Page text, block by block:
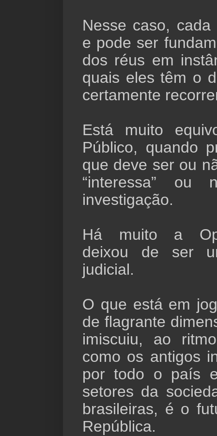
Nesse caso,
e pode ser
dos réus em
quais eles têm o
certamente
Está muito
Público, quando
que deve ser ou
“interessa” ou
investigação.
Há muito a
deixou de ser
judicial.
O que está em
de flagrante
imiscuiu, ao
como os antigos
por todo o país
setores da
brasileiras, é o
República.